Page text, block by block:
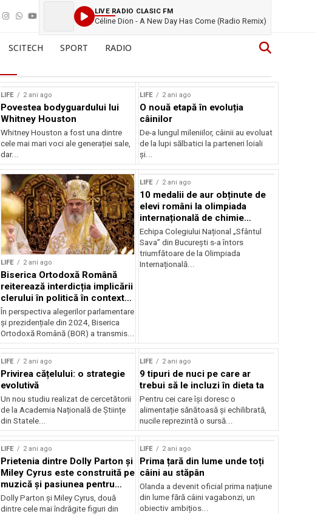
LIVE RADIO CLASIC FM
Céline Dion - A New Day Has Come (Radio Remix)
SCITECH SPORT RADIO
LIFE 2 ani ago
Povestea bodyguardului lui
Whitney Houston
Whitney Houston a fost una dintre
cele mai mari voci ale generației sale,
dar...
LIFE 2 ani ago
O nouă etapă în evoluția
câinilor
De-a lungul mileniilor, câinii au evoluat
de la lupi sălbatici la parteneri loiali
și...
LIFE 2 ani ago
Biserica Ortodoxă Română
reiterează interdicția implicării
clerului în politică în contextul
alegerilor din 2024
În perspectiva alegerilor parlamentare
și prezidențiale din 2024, Biserica
Ortodoxă Română (BOR) a transmis...
LIFE 2 ani ago
10 medalii de aur obținute de
elevi români la olimpiada
internațională de chimie
aplicată 2024
Echipa Colegiului Național „Sfântul
Sava” din București s-a întors
triumfătoare de la Olimpiada
Internațională...
LIFE 2 ani ago
Privirea cățelului: o strategie
evolutivă
Un nou studiu realizat de cercetătorii
de la Academia Națională de Științe
din Statele...
LIFE 2 ani ago
9 tipuri de nuci pe care ar
trebui să le incluzi în dieta ta
Pentru cei care își doresc o
alimentație sănătoasă și echilibrată,
nucile reprezintă o sursă...
LIFE 2 ani ago
Prietenia dintre Dolly Parton și
Miley Cyrus este construită pe
muzică și pasiunea pentru
mâncare
Dolly Parton și Miley Cyrus, două
dintre cele mai îndrăgite figuri din
LIFE 2 ani ago
Prima țară din lume unde toți
câini au stăpân
Olanda a devenit oficial prima națiune
din lume fără câini vagabonzi, un
obiectiv ambițios...